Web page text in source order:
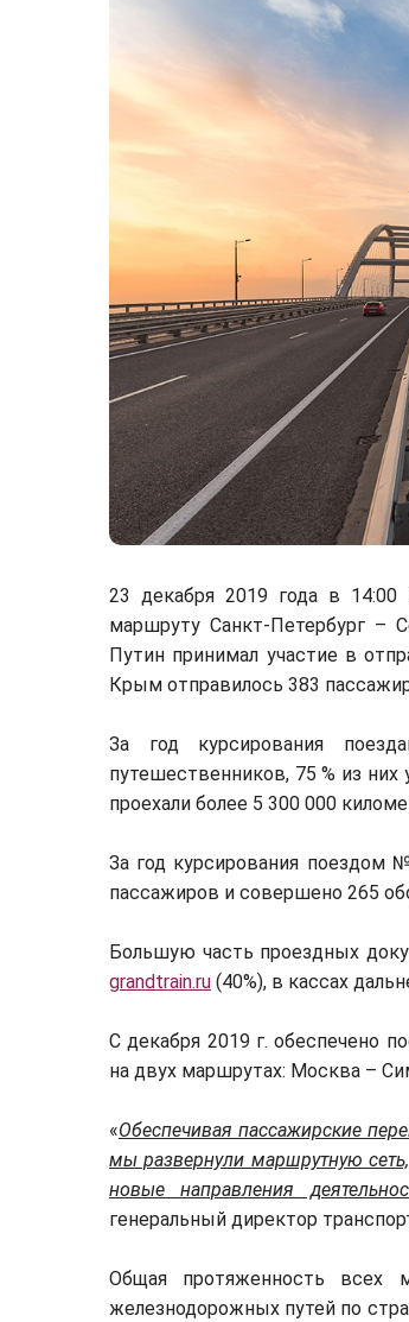
23 декабря 2019 года в
маршруту Санкт-Петербург –
Путин принимал участие в
Крым отправилось 383
За год курсирования
путешественников, 75 % из
проехали более 5 300 000
За год курсирования поездом
пассажиров и совершено 265
Большую часть проездных
grandtrain.ru (40%), в кассах
С декабря 2019 г. обеспечено
на двух маршрутах: Москва –
«Обеспечивая пассажирские
мы развернули маршрутную
новые направления
генеральный директор
Общая протяженность всех
железнодорожных путей по